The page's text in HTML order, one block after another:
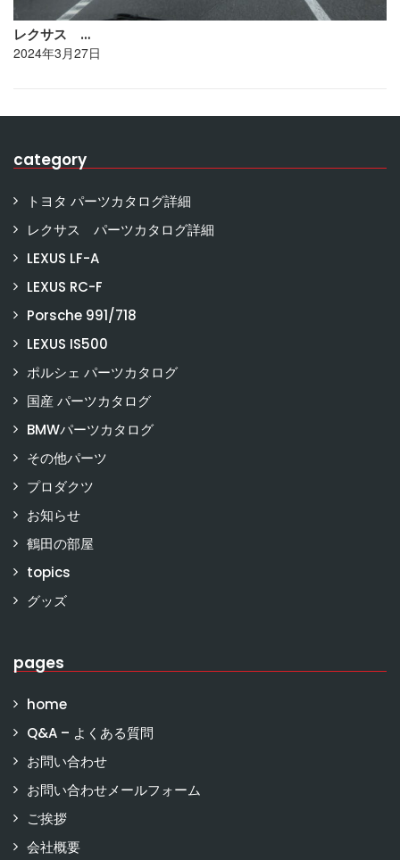
レクサス …
2024年3月27日
category
トヨタ パーツカタログ詳細
レクサス パーツカタログ詳細
LEXUS LF-A
LEXUS RC-F
Porsche 991/718
LEXUS IS500
ポルシェ パーツカタログ
国産 パーツカタログ
BMWパーツカタログ
その他パーツ
プロダクツ
お知らせ
鶴田の部屋
topics
グッズ
pages
home
Q&A – よくある質問
お問い合わせ
お問い合わせメールフォーム
ご挨拶
会社概要